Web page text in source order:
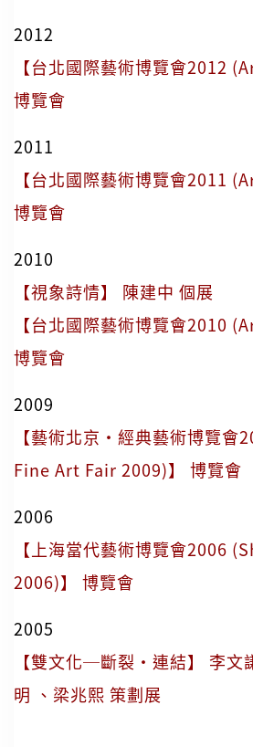
2012
【台北國際藝術博覽會2012
博覽會
2011
【台北國際藝術博覽會2011
博覽會
2010
【視象詩情】 陳建中 個展
【台北國際藝術博覽會2010
博覽會
2009
【藝術北京·經典藝術博覽
Fine Art Fair 2009)】 博覽會
2006
【上海當代藝術博覽會2006
2006)】 博覽會
2005
【雙文化─斷裂·連結】 李文
明 、梁兆熙 策劃展